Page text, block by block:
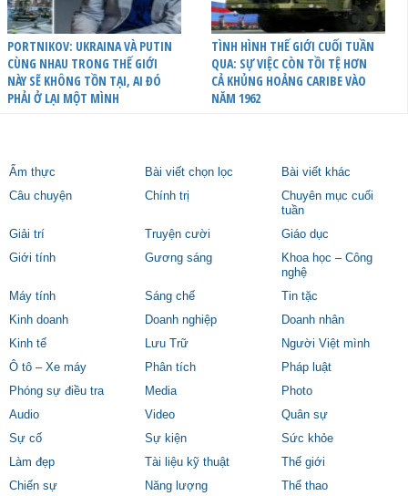
PORTNIKOV: UKRAINA VÀ PUTIN
CÙNG NHAU TRONG THẾ GIỚI
NÀY SẼ KHÔNG TỒN TẠI, AI ĐÓ
PHẢI Ở LẠI MỘT MÌNH
TÌNH HÌNH THẾ GIỚI CUỐI TUẦN
QUA: SỰ VIỆC CÒN TỒI TỆ HƠN
CẢ KHỦNG HOẢNG CARIBE VÀO
NĂM 1962
Ẩm thực Bài viết chọn lọc
Bài viết khác
Câu chuyện
Chính trị
Chuyên mục cuối
tuần
Giải trí
Truyện cười
Giáo dục
Giới tính
Gương sáng
Khoa học – Công
nghệ
Máy tính
Sáng chế
Tin tặc
Kinh doanh
Doanh nghiệp
Doanh nhân
Kinh tế
Lưu Trữ
Người Việt mình
Ô tô – Xe máy
Phân tích
Pháp luật
Phóng sự điều tra
Media
Photo
Audio
Video
Quân sự
Sự cố
Sự kiện
Sức khỏe
Làm đẹp
Tài liệu kỹ thuật
Thế giới
Chiến sự
Năng lượng Thể thao